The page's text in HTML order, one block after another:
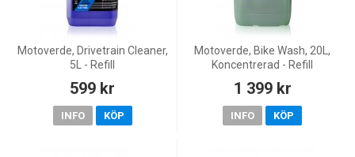
Motoverde, Drivetrain Cleaner,
5L - Refill
599 kr
INFO KÖP
Motoverde, Bike Wash, 20L,
Koncentrerad - Refill
1 399 kr
INFO KÖP